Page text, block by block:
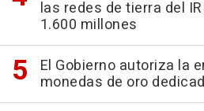
las redes de tierra del
1.600 millones
El Gobierno autoriza la
monedas de oro